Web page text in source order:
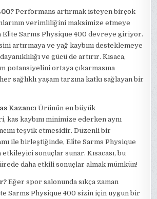
Performans artırmak isteyen birçok
verimliliğini maksimize etmeye
Eli̇te Sarms Physique 400 devreye giriyor.
artırmaya ve yağ kaybını desteklemeye
ve gücü de artırır. Kısaca,
potansiyelini ortaya çıkarmasına
sağlıklı yaşam tarzına katkı sağlayan bir
Kazancı Ürünün en büyük
kas kaybını minimize ederken aynı
teşvik etmesidir. Düzenli bir
ile birleştiğinde, Eli̇te Sarms Physique
etkileyici sonuçlar sunar. Kısacası, bu
daha etkili sonuçlar almak mümkün!
Eğer spor salonunda sıkça zaman
Sarms Physique 400 sizin için uygun bir